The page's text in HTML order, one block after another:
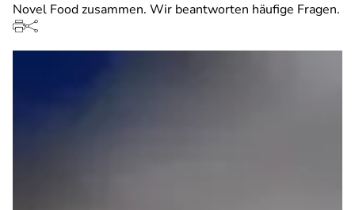
Novel Food zusammen. Wir beantworten häufige Fragen.